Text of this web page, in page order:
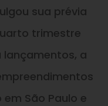
sua prévia
trimestre
lançamentos, a
São Paulo e